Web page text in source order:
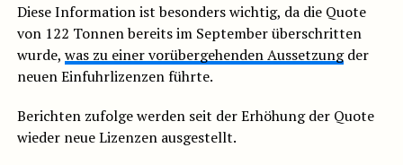
Diese Information ist besonders wichtig, da die Quote
von 122 Tonnen bereits im September überschritten
wurde, was zu einer vorübergehenden Aussetzungder
neuen Einfuhrlizenzen führte.
Berichten zufolge werden seit der Erhöhung der Quote
wieder neue Lizenzen ausgestellt.